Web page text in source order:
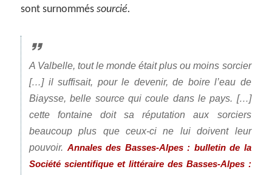
sont surnomméssourcié.
A Valbelle, tout le monde était plus ou moins sorcier
[…] il suffisait, pour le devenir, de boire l’eau de
Biaysse, belle source qui coule dans le pays. […]
cette fontaine doit sa réputation aux sorciers
beaucoup plus que ceux-ci ne lui doivent leur
pouvoir. Annales des Basses-Alpes : bulletin de la
Société scientifique et littéraire des Basses-Alpes :